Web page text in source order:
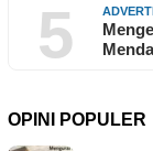
5
OPINI POPULER